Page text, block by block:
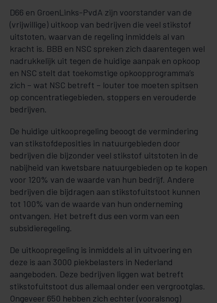
D66 en GroenLinks-PvdA zijn voorstander van de
(vrijwillige) uitkoop van bedrijven die veel stikstof
uitstoten, waarvan de regeling inmiddels al van
kracht is. BBB en NSC spreken zich daarentegen wel
nadrukkelijk uit tegen de huidige aanpak en opkoop
en NSC stelt dat toekomstige opkoopprogramma’s
zich – wat NSC betreft – louter toe moeten spitsen
op concentratiegebieden, stoppers en verouderde
bedrijven.
De huidige uitkoopregeling beoogt de vermindering
van stikstofdeposities in natuurgebieden door
bedrijven die bijzonder veel stikstof uitstoten in de
nabijheid van kwetsbare natuurgebieden op te kopen
voor 120% van de waarde van hun bedrijf. Andere
bedrijven die bijdragen aan stikstofuitstoot kunnen
tot 100% van de waarde van hun onderneming
ontvangen. Het betreft dus een vorm van een
subsidieregeling.
De uitkoopregeling is inmiddels al in uitvoering en
deze is aan 3000 piekbelasters in Nederland
aangeboden. Deze bedrijven liggen wat betreft
stikstofuitstoot dus allemaal onder een vergrootglas.
Ongeveer 650 hebben zich echter (vooralsnog)